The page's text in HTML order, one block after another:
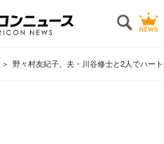
野々村友紀子、夫・川谷修士と2人でハー